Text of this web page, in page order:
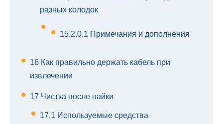
разных колодок
15.2.0.1 Примечания и дополнения
16 Как правильно держать кабель при
извлечении
17 Чистка после пайки
17.1 Используемые средства